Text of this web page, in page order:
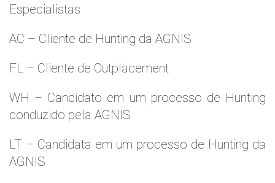
Especialistas
AC – Cliente de Hunting da AGNIS
FL – Cliente de Outplacement
WH – Candidato em um processo de Hunting
conduzido pela AGNIS
LT – Candidata em um processo de Hunting da
AGNIS